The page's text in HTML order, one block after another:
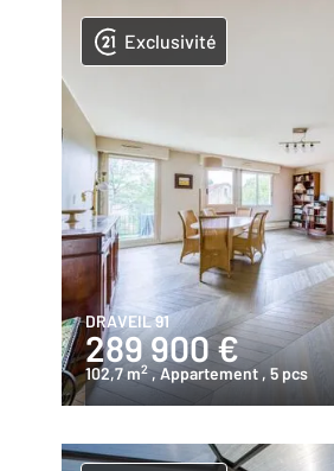
Exclusivité
DRAVEIL 91
289 900 €
102,7 m2 , Appartement , 5 pcs